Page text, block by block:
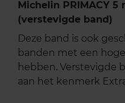
Michelin PRIMACY 5
(verstevigde band)
Deze band is ook
banden met een
hebben. Verstevigde
aan het kenmerk